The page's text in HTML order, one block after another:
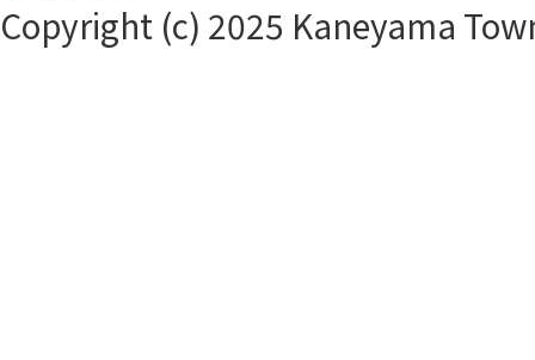
Copyright (c) 2025 Kaneyama